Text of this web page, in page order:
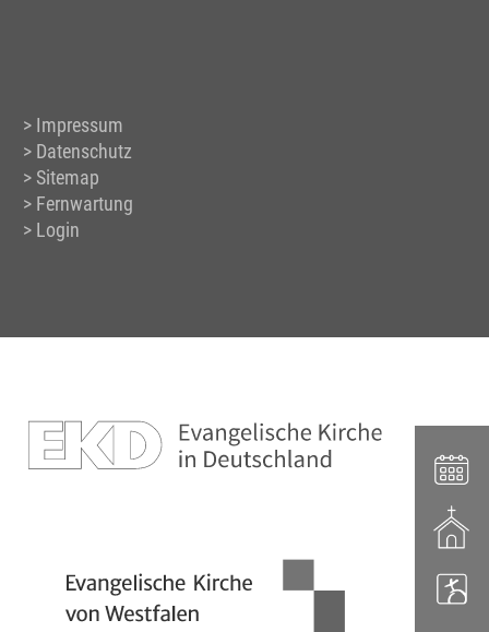
Impressum
Datenschutz
Sitemap
Fernwartung
Login